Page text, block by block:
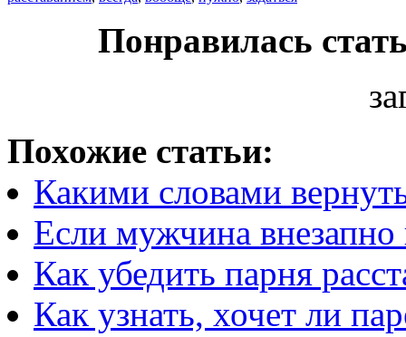
Понравилась
Похожие статьи:
Какими словами
Если мужчина внезапно
Как убедить парня
Как узнать, хочет ли